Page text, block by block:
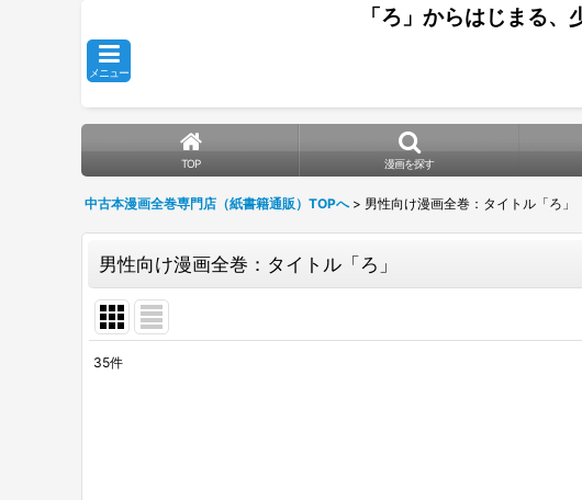
「ろ」からはじまる
メニュー
TOP 漫画を探す
中古本漫画全巻専門店（紙書籍通販）TOPへ > 男性向け漫画全巻：タイトル「ろ」
男性向け漫画全巻：タイトル「ろ」
35件